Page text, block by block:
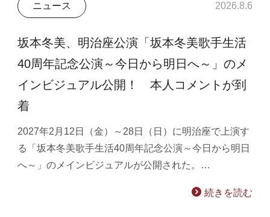
ニュース 2026.8.6
坂本冬美、明治座公演「坂本冬美歌手生活
40周年記念公演～今日から明日へ～」のメ
インビジュアル公開！ 本人コメントが到
着
2027年2月12日（金）～28日（日）に明治座で上演す
る「坂本冬美歌手生活40周年記念公演～今日から明日
へ～」のメインビジュアルが公開された。…
続きを読む